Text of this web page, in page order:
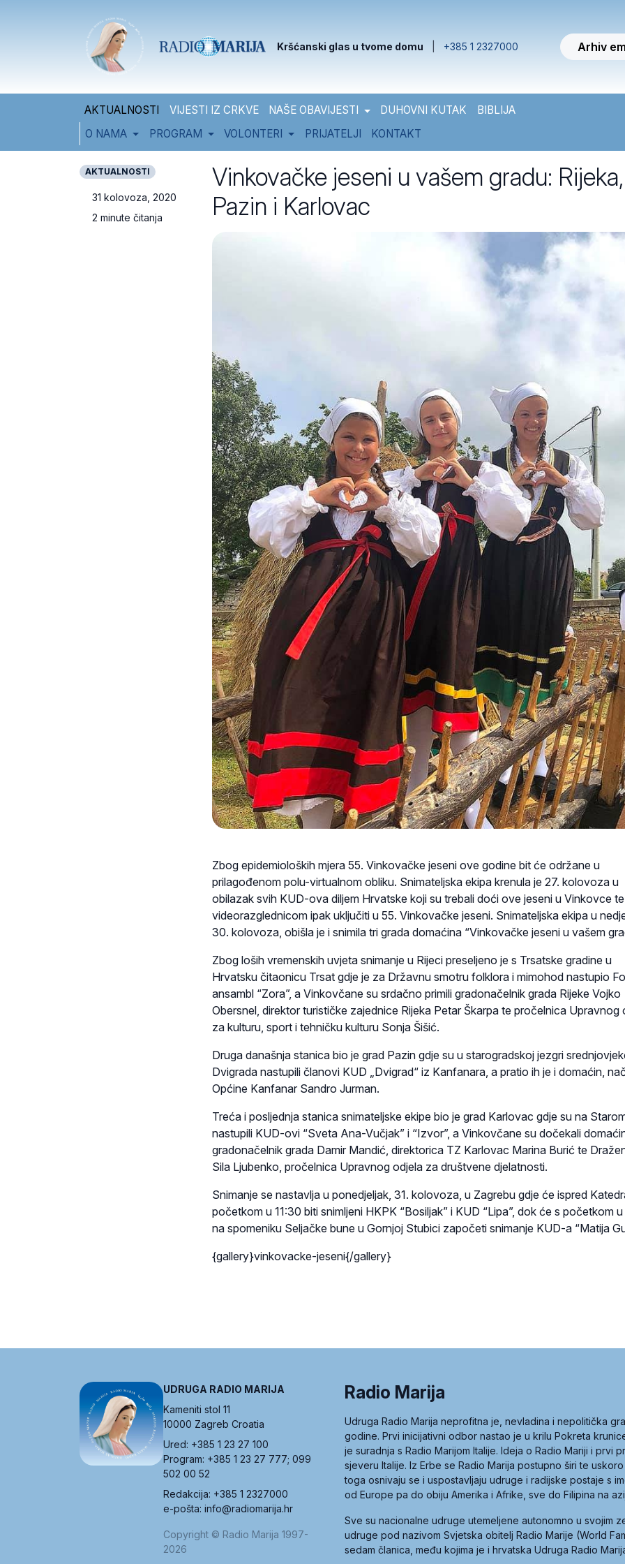
Kršćanski glas u tvome domu +385 1 2327000 Arhiv
AKTUALNOSTI VIJESTI IZ CRKVE NAŠE OBAVIJESTI DUHOVNI KUTAK
BIBLIJA
O NAMA
PROGRAM VOLONTERI PRIJATELJI KONTAKT
AKTUALNOSTI
31 kolovoza, 2020
2 minute čitanja
Vinkovačke jeseni u vašem gradu: Rijeka,
Pazin i Karlovac
Zbog epidemioloških mjera 55. Vinkovačke jeseni ove godine bit će održane u
prilagođenom polu-virtualnom obliku. Snimateljska ekipa krenula je 27. kolovoza u
obilazak svih KUD-ova diljem Hrvatske koji su trebali doći ove jeseni u Vinkovce
videorazglednicom ipak uključiti u 55. Vinkovačke jeseni. Snimateljska ekipa u
30. kolovoza, obišla je i snimila tri grada domaćina “Vinkovačke jeseni u vašem
Zbog loših vremenskih uvjeta snimanje u Rijeci preseljeno je s Trsatske gradine u
Hrvatsku čitaonicu Trsat gdje je za Državnu smotru folklora i mimohod nastupio
ansambl “Zora”, a Vinkovčane su srdačno primili gradonačelnik grada Rijeke Vojko
Obersnel, direktor turističke zajednice Rijeka Petar Škarpa te pročelnica Upravnog
za kulturu, sport i tehničku kulturu Sonja Šišić.
Druga današnja stanica bio je grad Pazin gdje su u starogradskoj jezgri
Dvigrada nastupili članovi KUD „Dvigrad“ iz Kanfanara, a pratio ih je i domaćin,
Općine Kanfanar Sandro Jurman.
Treća i posljednja stanica snimateljske ekipe bio je grad Karlovac gdje su na
nastupili KUD-ovi “Sveta Ana-Vučjak” i “Izvor”, a Vinkovčane su dočekali
gradonačelnik grada Damir Mandić, direktorica TZ Karlovac Marina Burić te
Sila Ljubenko, pročelnica Upravnog odjela za društvene djelatnosti.
Snimanje se nastavlja u ponedjeljak, 31. kolovoza, u Zagrebu gdje će ispred
početkom u 11:30 biti snimljeni HKPK “Bosiljak” i KUD “Lipa”, dok će s početkom
na spomeniku Seljačke bune u Gornjoj Stubici započeti snimanje KUD-a “Matija
{gallery}vinkovacke-jeseni{/gallery}
UDRUGA RADIO MARIJA
Kameniti stol 11
10000 Zagreb Croatia
Ured: +385 1 23 27 100
Program: +385 1 23 27 777; 099
502 00 52
Redakcija: +385 1 2327000
e-pošta: info@radiomarija.hr
Copyright © Radio Marija 1997-
2026
Radio Marija
Udruga Radio Marija neprofitna je, nevladina i nepolitička
godine. Prvi inicijativni odbor nastao je u krilu Pokreta
je suradnja s Radio Marijom Italije. Ideja o Radio Mariji i prvi
sjeveru Italije. Iz Erbe se Radio Marija postupno širi te
toga osnivaju se i uspostavljaju udruge i radijske postaje s
od Europe pa do obiju Amerika i Afrike, sve do Filipina na
Sve su nacionalne udruge utemeljene autonomno u svojim
udruge pod nazivom Svjetska obitelj Radio Marije (World
sedam članica, među kojima je i hrvatska Udruga Radio